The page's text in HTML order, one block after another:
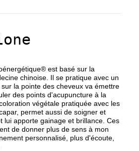
est basé sur la
chinoise. Il se pratique avec un
la pointe des cheveux va émettre
des points d'acupuncture à la
végétale pratiquée avec les
permet aussi de soigner et
lui apporte gainage et brillance. Ces
de donner plus de sens à mon
personnalisé, plus d'écoute,